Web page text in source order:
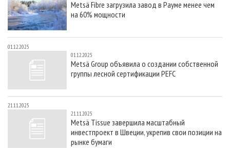
СУШКА ДРЕВЕСИНЫ
ПРОИЗВОДСТВО ДРЕВЕСНЫХ ПЛИТ
ДЕРЕВЯННОЕ ДОМОСТРОЕНИЕ
ПРОИЗВОДСТВО МЕБЕЛИ
БИОЭНЕРГЕТИКА
ЦБП
ИНСТРУМЕНТ И МАТЕРИАЛЫ
ПЕРСОНЫ
МОБИЛЬНЫЕ ВЫСТАВКИ
ПРИОРИТЕТНЫЕ ИНВЕСТПРОЕКТЫ
RUSSIAN FORESTRY REVIEW
ГАЗЕТА ЛЕСПРОМФОРУМ
БИБЛИОТЕКА СПЕЦИАЛИСТА
КОНТАКТЫ
РЕКЛАМА
РЕКЛАМА НА САЙТЕ
Metsä Fibre загрузила завод в Рауме менее чем
на 60% мощности
01.12.2025
01.12.2025
Metsä Group объявила о создании собственной
группы лесной сертификации PEFC
21.11.2025
21.11.2025
Metsä Tissue завершила масштабный
инвестпроект в Швеции, укрепив свои позиции на
рынке бумаги